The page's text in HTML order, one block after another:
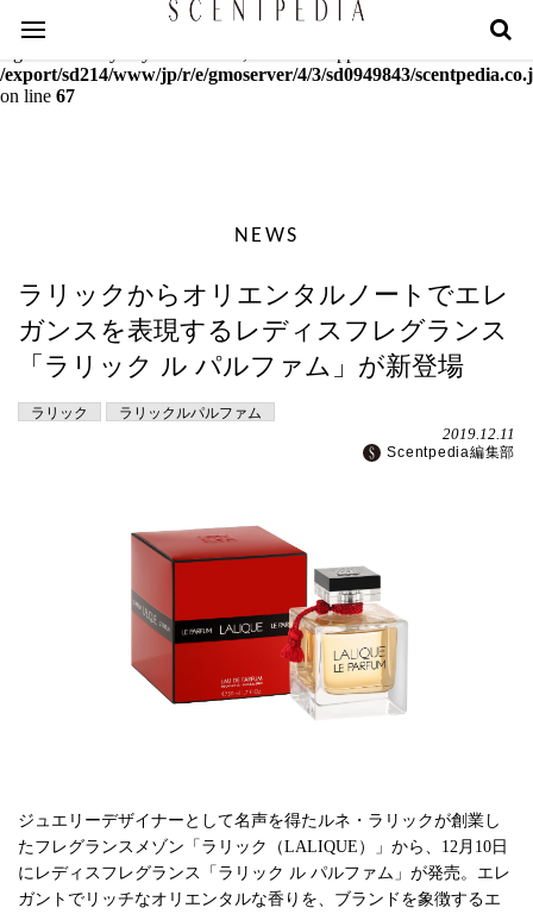
Warning
: mcrypt_decrypt(): Key of size 18 not supported by this
/export/sd214/www/jp/r/e/gmoserver/4/3/sd0949843/
on line 67
NEWS
ラリックからオリエンタルノートでエレ
ガンスを表現するレディスフレグランス
「ラリック ル パルファム」が新登場
ラリック ラリックルパルファム
2019.12.11
Scentpedia編集部
ジュエリーデザイナーとして名声を得たルネ・ラリックが創業し
たフレグランスメゾン「ラリック（LALIQUE）」から、12月10日
にレディスフレグランス「ラリック ル パルファム」が発売。エレ
ガントでリッチなオリエンタルな香りを、ブランドを象徴するエ